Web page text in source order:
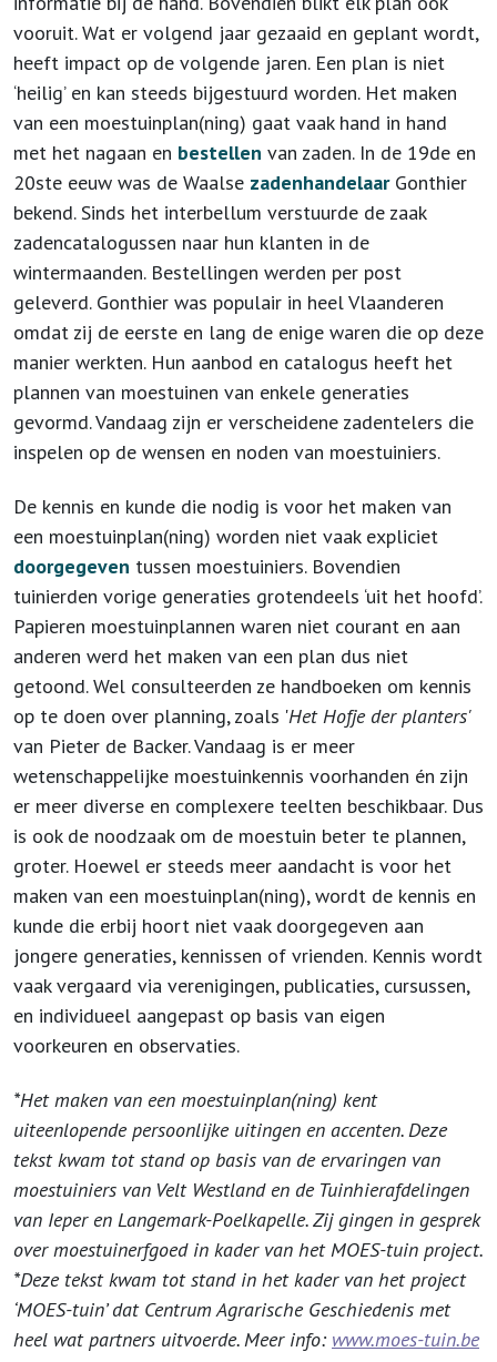
vooruit. Wat er volgend jaar gezaaid en geplant wordt,
heeft impact op de volgende jaren. Een plan is niet
‘heilig’ en kan steeds bijgestuurd worden. Het maken
van een moestuinplan(ning) gaat vaak hand in hand
met het nagaan en bestellen van zaden. In de 19de en
20ste eeuw was de Waalse zadenhandelaarGonthier
bekend. Sinds het interbellum verstuurde de zaak
zadencatalogussen naar hun klanten in de
wintermaanden. Bestellingen werden per post
geleverd. Gonthier was populair in heel Vlaanderen
omdat zij de eerste en lang de enige waren die op deze
manier werkten. Hun aanbod en catalogus heeft het
plannen van moestuinen van enkele generaties
gevormd. Vandaag zijn er verscheidene zadentelers die
inspelen op de wensen en noden van moestuiniers.
De kennis en kunde die nodig is voor het maken van
een moestuinplan(ning) worden niet vaak expliciet
doorgegeven tussen moestuiniers. Bovendien
tuinierden vorige generaties grotendeels ‘uit het hoofd’.
Papieren moestuinplannen waren niet courant en aan
anderen werd het maken van een plan dus niet
getoond. Wel consulteerden ze handboeken om kennis
op te doen over planning, zoals 'Het Hofje der planters'
van Pieter de Backer. Vandaag is er meer
wetenschappelijke moestuinkennis voorhanden én zijn
er meer diverse en complexere teelten beschikbaar. Dus
is ook de noodzaak om de moestuin beter te plannen,
groter. Hoewel er steeds meer aandacht is voor het
maken van een moestuinplan(ning), wordt de kennis en
kunde die erbij hoort niet vaak doorgegeven aan
jongere generaties, kennissen of vrienden. Kennis wordt
vaak vergaard via verenigingen, publicaties, cursussen,
en individueel aangepast op basis van eigen
voorkeuren en observaties.
*Het maken van een moestuinplan(ning) kent
uiteenlopende persoonlijke uitingen en accenten. Deze
tekst kwam tot stand op basis van de ervaringen van
moestuiniers van Velt Westland en de Tuinhierafdelingen
van Ieper en Langemark-Poelkapelle. Zij gingen in gesprek
over moestuinerfgoed in kader van het MOES-tuin project.
*Deze tekst kwam tot stand in het kader van het project
‘MOES-tuin’ dat Centrum Agrarische Geschiedenis met
heel wat partners uitvoerde. Meer info: www.moes-tuin.be